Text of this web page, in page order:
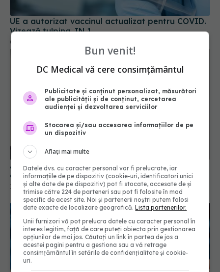
UE a autorizat vaccinul actualizat pentru COVID.
Vizează tulpina JN.1
09 oct 2024, 18:07
Alexandru Rogobete, anunț despre vaccinarea
antigripală
14 oct 2025, 09:47
Bun venit!
DC Medical vă cere consimțământul
Publicitate și conținut personalizat, măsurători
ale publicității și de conținut, cercetarea
audienței și dezvoltarea serviciilor
Stocarea și/sau accesarea informațiilor de pe
un dispozitiv
Aflați mai multe
Datele dvs. cu caracter personal vor fi prelucrate, iar
informațiile de pe dispozitiv (cookie-uri, identificatori unici
și alte date de pe dispozitiv) pot fi stocate, accesate de și
trimise către 224 de parteneri sau pot fi folosite în mod
specific de acest site. Noi și partenerii noștri putem folosi
date exacte de localizare geografică.Lista partenerilor.
Unii furnizori vă pot prelucra datele cu caracter personal în
interes legitim, față de care puteți obiecta prin gestionarea
opțiunilor de mai jos. Căutați un link în partea de jos a
acestei pagini pentru a gestiona sau a vă retrage
consimțământul în setările de confidențialitate și cookie-
uri.